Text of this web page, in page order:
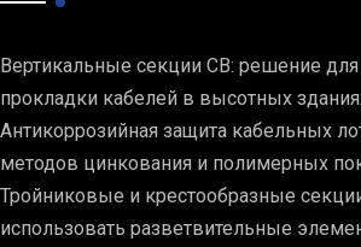
Вертикальные секции СВ: решение
прокладки кабелей в высотных
Антикоррозийная защита кабельных
методов цинкования и полимерных
Тройниковые и крестообразные
использовать разветвительные